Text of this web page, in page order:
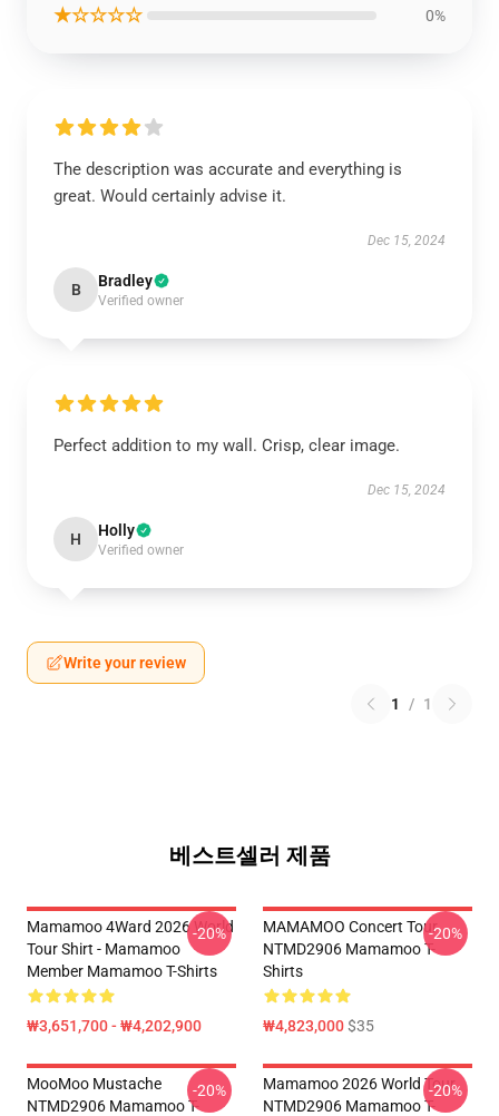
★☆☆☆☆ 0%
The description was accurate and everything is
great. Would certainly advise it.
Dec 15, 2024
B Bradley
Verified owner
Perfect addition to my wall. Crisp, clear image.
Dec 15, 2024
H Holly
Verified owner
Write your review
1 / 1
베스트셀러 제품
Mamamoo 4Ward 2026 World
Tour Shirt - Mamamoo
Member Mamamoo T-Shirts
₩3,651,700 - ₩4,202,900
-20%
MAMAMOO Concert Tour
NTMD2906 Mamamoo T-
Shirts
₩4,823,000$35
-20%
MooMoo Mustache
NTMD2906 Mamamoo T-
-20%
Mamamoo 2026 World Tour
NTMD2906 Mamamoo T-
-20%